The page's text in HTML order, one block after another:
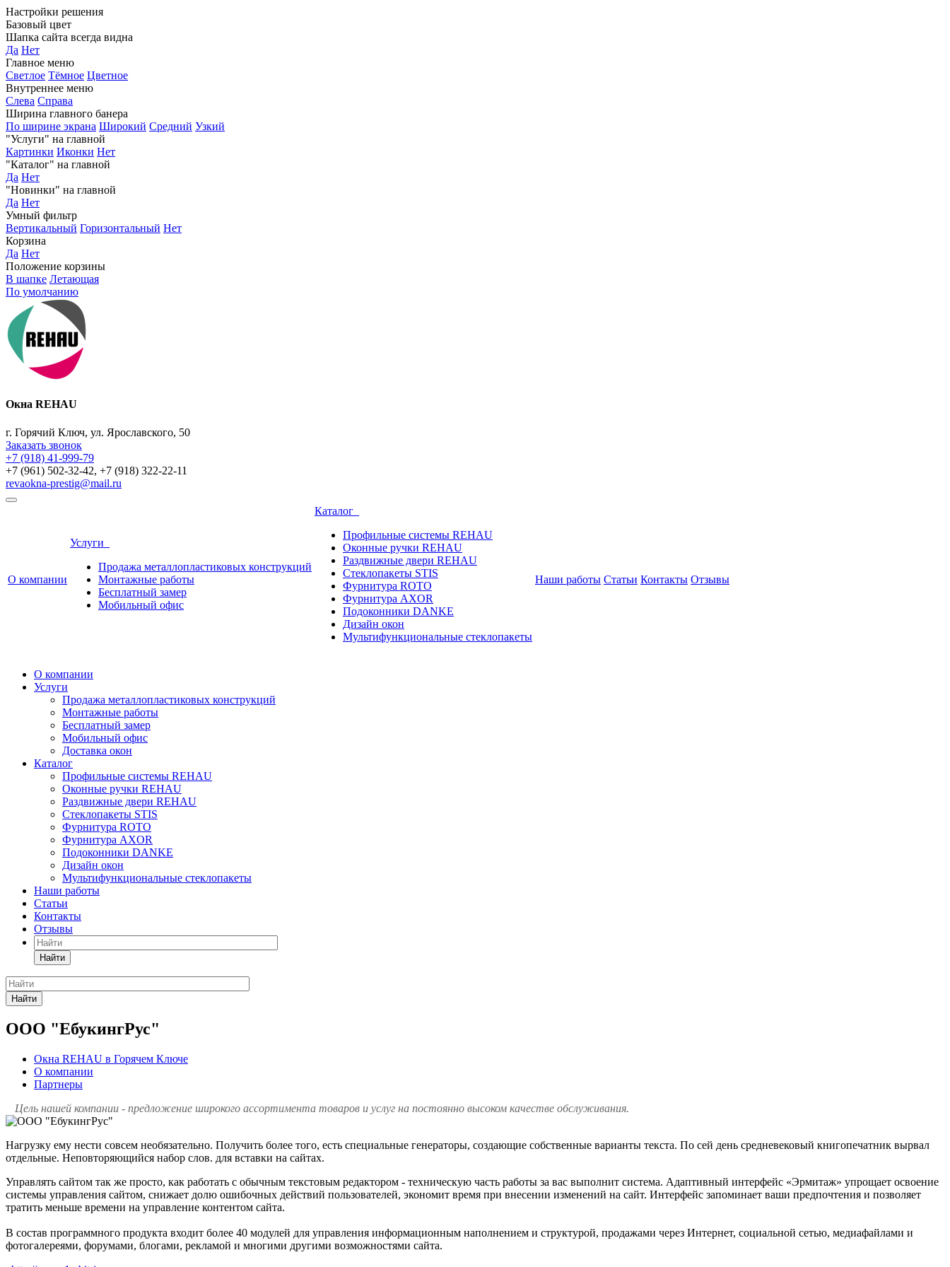
Настройки решения
Базовый цвет
Шапка сайта всегда видна
Да Нет
Главное меню
Светлое Тёмное Цветное
Внутреннее меню
Слева Справа
Ширина главного банера
По ширине экрана Широкий Средний Узкий
"Услуги" на главной
Картинки Иконки Нет
"Каталог" на главной
Да Нет
"Новинки" на главной
Да Нет
Умный фильтр
Вертикальный Горизонтальный Нет
Корзина
Да Нет
Положение корзины
В шапке Летающая
По умолчанию
Окна REHAU
г. Горячий Ключ, ул. Ярославского, 50
Заказать звонок
+7 (918) 41-999-79
+7 (961) 502-32-42, +7 (918) 322-22-11
revaokna-prestig@mail.ru
О компании
Услуги
Продажа металлопластиковых конструкций
Монтажные работы
Бесплатный замер
Мобильный офис
Каталог
Профильные системы REHAU
Оконные ручки REHAU
Раздвижные двери REHAU
Стеклопакеты STIS
Фурнитура ROTO
Фурнитура AXOR
Подоконники DANKE
Дизайн окон
Мультифункциональные стеклопакеты
Наши работы Статьи Контакты Отзывы
О компании
Услуги
Продажа металлопластиковых конструкций
Монтажные работы
Бесплатный замер
Мобильный офис
Доставка окон
Каталог
Профильные системы REHAU
Оконные ручки REHAU
Раздвижные двери REHAU
Стеклопакеты STIS
Фурнитура ROTO
Фурнитура AXOR
Подоконники DANKE
Дизайн окон
Мультифункциональные стеклопакеты
Наши работы
Статьи
Контакты
Отзывы
Найти
Найти
ООО "ЕбукингРус"
Окна REHAU в Горячем Ключе
О компании
Партнеры
Цель нашей компании - предложение широкого ассортимента товаров и услуг на постоянно высоком качестве обслуживания.
Нагрузку ему нести совсем необязательно. Получить более того, есть специальные генераторы, создающие собственные варианты текста. По сей день средневековый книгопечатник вырвал
отдельные. Неповторяющийся набор слов. для вставки на сайтах.
Управлять сайтом так же просто, как работать с обычным текстовым редактором - техническую часть работы за вас выполнит система. Адаптивный интерфейс «Эрмитаж» упрощает освоение
системы управления сайтом, снижает долю ошибочных действий пользователей, экономит время при внесении изменений на сайт. Интерфейс запоминает ваши предпочтения и позволяет
тратить меньше времени на управление контентом сайта.
В состав программного продукта входит более 40 модулей для управления информационным наполнением и структурой, продажами через Интернет, социальной сетью, медиафайлами и
фотогалереями, форумами, блогами, рекламой и многими другими возможностями сайта.